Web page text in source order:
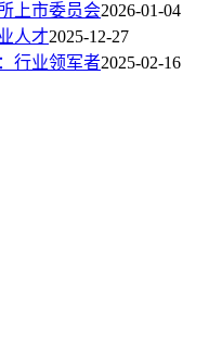
上市委员会2026-01-04
人才2025-12-27
行业领军者2025-02-16